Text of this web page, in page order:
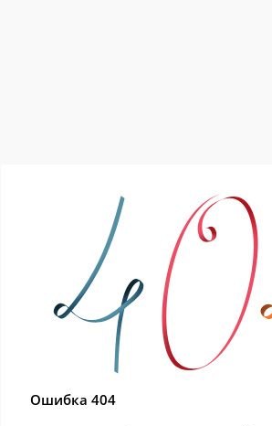
Ошибка 404